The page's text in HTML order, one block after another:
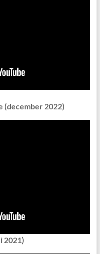
(december 2022)
2021)